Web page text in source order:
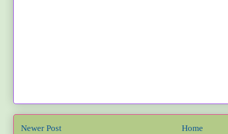
Newer Post Home